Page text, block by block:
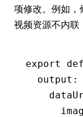
项修改。例如，
视频资源不内联
export
  output
: